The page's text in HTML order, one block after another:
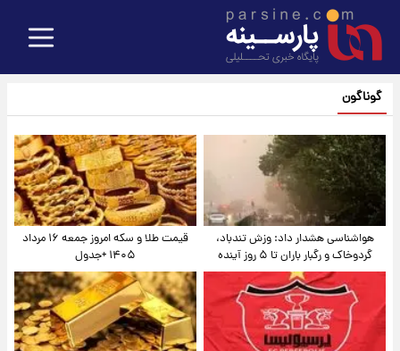
گوناگون
هواشناسی هشدار داد: وزش تندباد،
گردوخاک و رگبار باران تا ۵ روز آینده
قیمت طلا و سکه امروز جمعه ۱۶ مرداد
۱۴۰۵ +جدول